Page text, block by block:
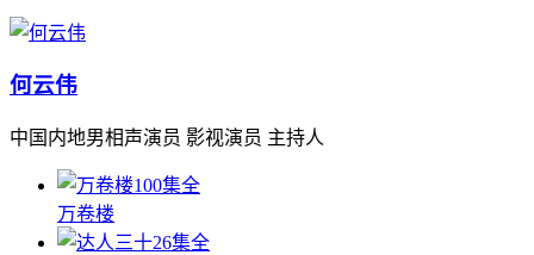
何云伟
中国内地男相声演员 影视演员 主持人
100集全
万卷楼
26集全